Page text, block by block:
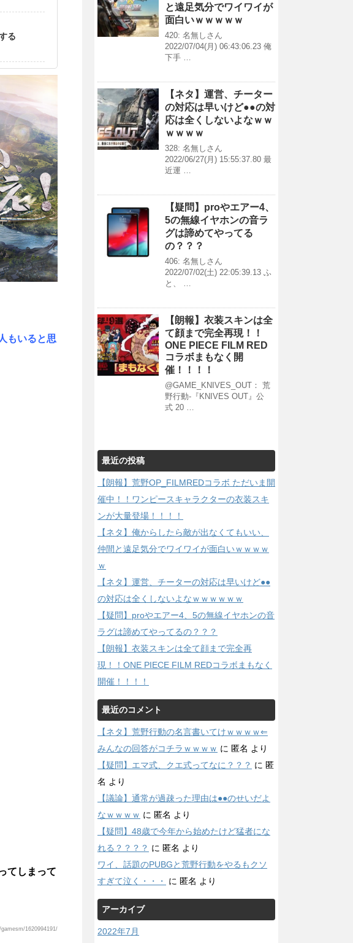
る
もいると思
てしまって
1620994191/
と遠足気分でワイワイが
面白いｗｗｗｗｗ
420: 名無しさん
2022/07/04(月) 06:43:06.23 俺
下手 …
【ネタ】運営、チーター
の対応は早いけど●●の対
応は全くしないよなｗｗ
ｗｗｗｗ
328: 名無しさん
2022/06/27(月) 15:55:37.80 最
近運 …
【疑問】proやエアー4、
5の無線イヤホンの音ラ
グは諦めてやってる
の？？？
406: 名無しさん
2022/07/02(土) 22:05:39.13 ふ
と、 …
【朗報】衣装スキンは全
て顔まで完全再現！！
ONE PIECE FILM RED
コラボまもなく開
催！！！！
@GAME_KNIVES_OUT： 荒
野行動-『KNIVES OUT』公
式 20 …
最近の投稿
【朗報】荒野OP_FILMREDコラボ ただいま開
催中！！ワンピースキャラクターの衣装スキ
ンが大量登場！！！！
【ネタ】俺からしたら敵が出なくてもいい、
仲間と遠足気分でワイワイが面白いｗｗｗｗ
ｗ
【ネタ】運営、チーターの対応は早いけど●●
の対応は全くしないよなｗｗｗｗｗｗ
【疑問】proやエアー4、5の無線イヤホンの音
ラグは諦めてやってるの？？？
【朗報】衣装スキンは全て顔まで完全再
現！！ONE PIECE FILM REDコラボまもなく
開催！！！！
最近のコメント
【ネタ】荒野行動の名言書いてけｗｗｗｗ⇐
みんなの回答がコチラｗｗｗｗ に 匿名 より
【疑問】エマ式、クエ式ってなに？？？ に 匿
名 より
【議論】通常が過疎った理由は●●のせいだよ
なｗｗｗｗ に 匿名 より
【疑問】48歳で今年から始めたけど猛者にな
れる？？？？ に 匿名 より
ワイ、話題のPUBGと荒野行動をやるもクソ
すぎて泣く・・・
に 匿名 より
アーカイブ
2022年7月